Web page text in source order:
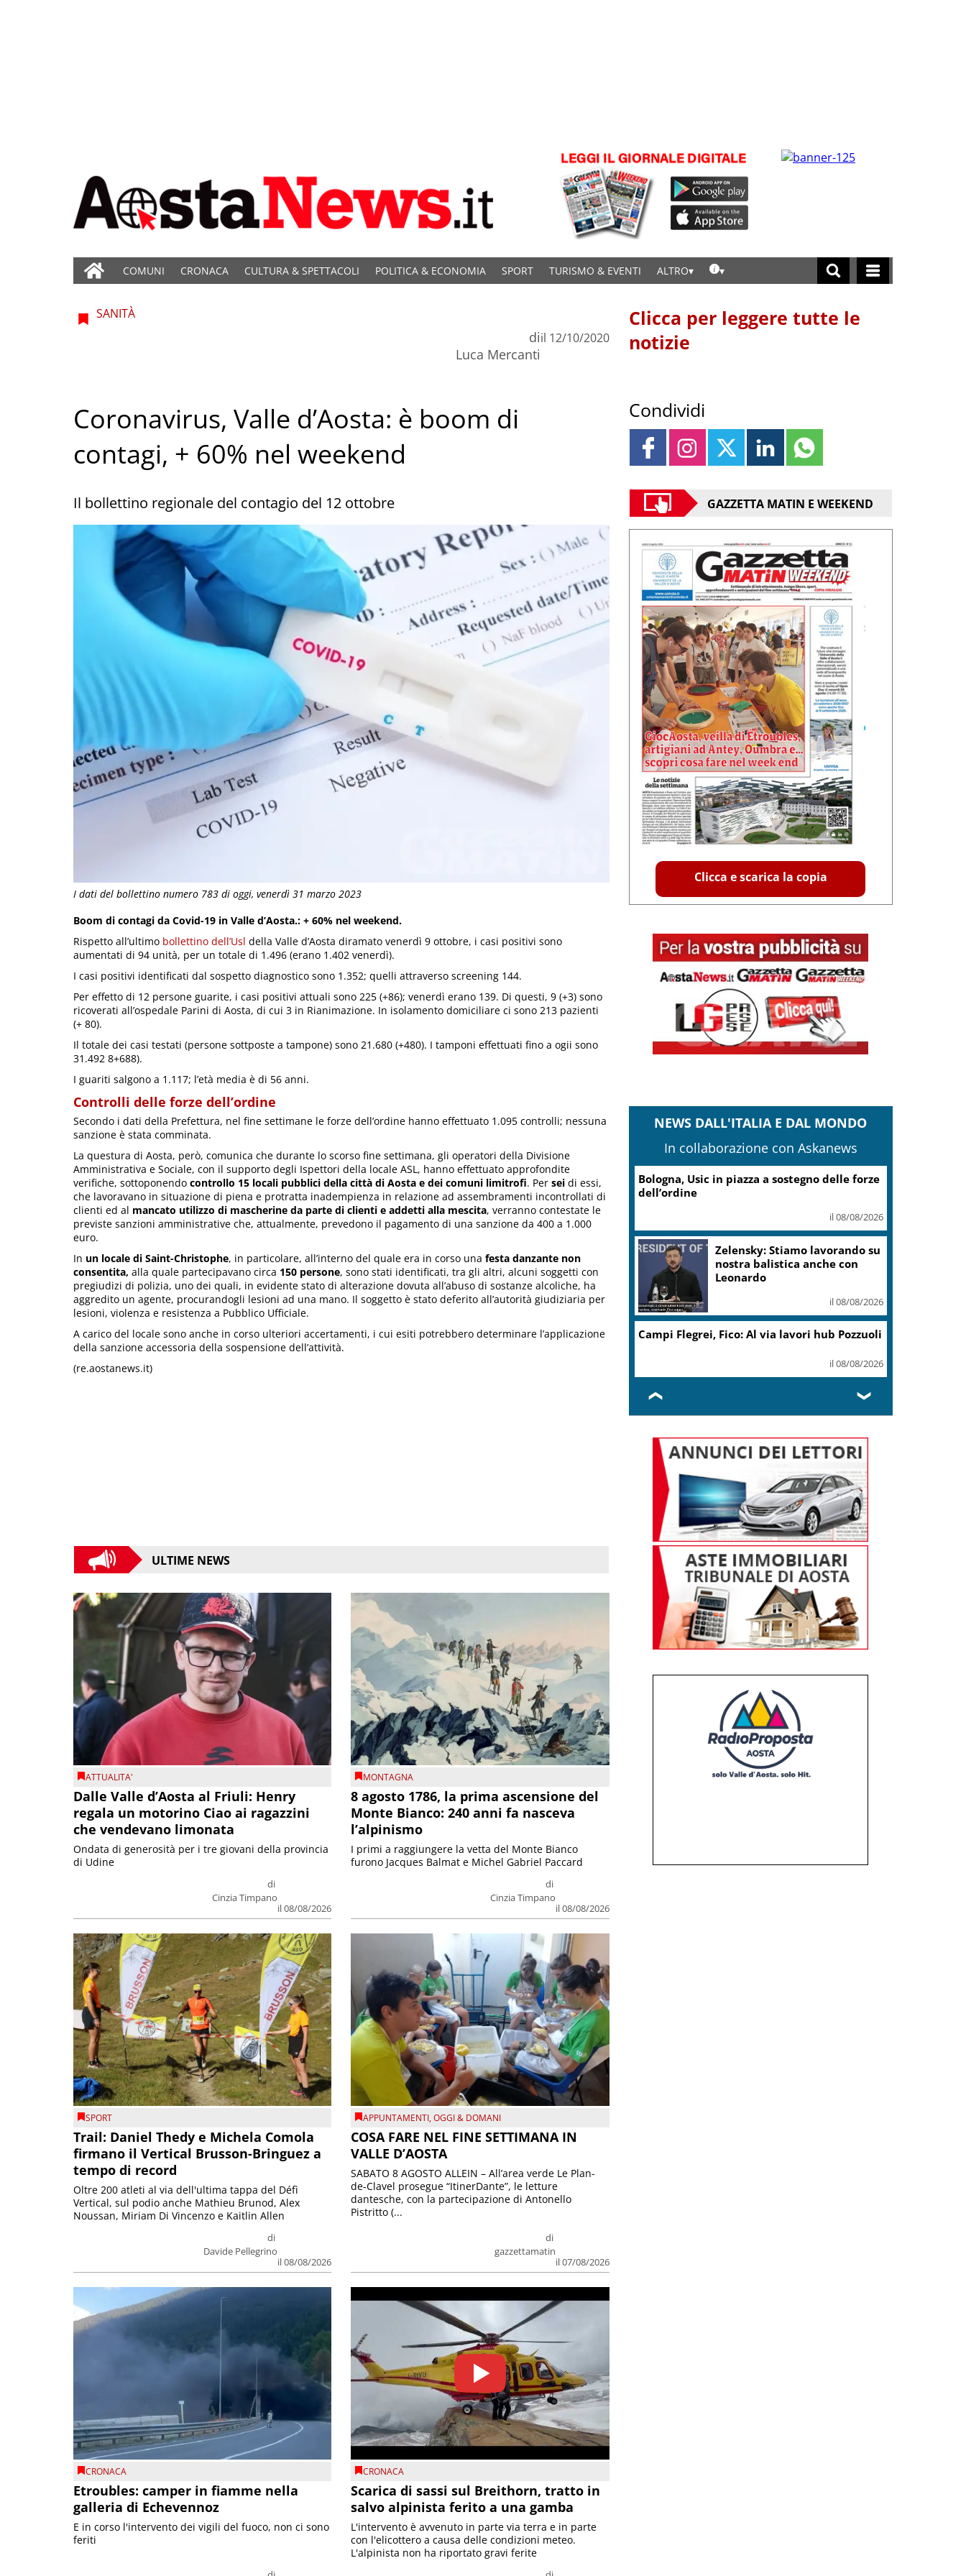
COMUNI CRONACA CULTURA & SPETTACOLI POLITICA & ECONOMIA SPORT TURISMO & EVENTI ALTRO
I dati del bollettino numero 783 di oggi, venerdì 31 marzo 2023
SANITÀ
di
Luca Mercanti
il 12/10/2020
Coronavirus, Valle d’Aosta: è boom di
contagi, + 60% nel weekend
Il bollettino regionale del contagio del 12 ottobre
Boom di contagi da Covid-19 in Valle d’Aosta.: + 60% nel weekend.
Rispetto all’ultimo bollettino dell’Usl della Valle d’Aosta diramato venerdì 9 ottobre, i casi positivi sono
aumentati di 94 unità, per un totale di 1.496 (erano 1.402 venerdì).
I casi positivi identificati dal sospetto diagnostico sono 1.352; quelli attraverso screening 144.
Per effetto di 12 persone guarite, i casi positivi attuali sono 225 (+86); venerdì erano 139. Di questi, 9 (+3) sono
ricoverati all’ospedale Parini di Aosta, di cui 3 in Rianimazione. In isolamento domiciliare ci sono 213 pazienti
(+ 80).
Il totale dei casi testati (persone sottposte a tampone) sono 21.680 (+480). I tamponi effettuati fino a ogii sono
31.492 8+688).
I guariti salgono a 1.117; l’età media è di 56 anni.
Controlli delle forze dell’ordine
Secondo i dati della Prefettura, nel fine settimane le forze dell’ordine hanno effettuato 1.095 controlli; nessuna
sanzione è stata comminata.
La questura di Aosta, però, comunica che durante lo scorso fine settimana, gli operatori della Divisione
Amministrativa e Sociale, con il supporto degli Ispettori della locale ASL, hanno effettuato approfondite
verifiche, sottoponendo controllo 15 locali pubblici della città di Aosta e dei comuni limitrofi. Per sei di essi,
che lavoravano in situazione di piena e protratta inadempienza in relazione ad assembramenti incontrollati di
clienti ed al mancato utilizzo di mascherine da parte di clienti e addetti alla mescita, verranno contestate le
previste sanzioni amministrative che, attualmente, prevedono il pagamento di una sanzione da 400 a 1.000
euro.
In un locale di Saint-Christophe, in particolare, all’interno del quale era in corso una festa danzante non
consentita, alla quale partecipavano circa 150 persone, sono stati identificati, tra gli altri, alcuni soggetti con
pregiudizi di polizia, uno dei quali, in evidente stato di alterazione dovuta all’abuso di sostanze alcoliche, ha
aggredito un agente, procurandogli lesioni ad una mano. Il soggetto è stato deferito all’autorità giudiziaria per
lesioni, violenza e resistenza a Pubblico Ufficiale.
A carico del locale sono anche in corso ulteriori accertamenti, i cui esiti potrebbero determinare l’applicazione
della sanzione accessoria della sospensione dell’attività.
(re.aostanews.it)
ULTIME NEWS
ATTUALITA'
Dalle Valle d’Aosta al Friuli: Henry
regala un motorino Ciao ai ragazzini
che vendevano limonata
di
Cinzia Timpano
il 08/08/2026
Ondata di generosità per i tre giovani della provincia
di Udine
MONTAGNA
8 agosto 1786, la prima ascensione del
Monte Bianco: 240 anni fa nasceva
l’alpinismo
di
Cinzia Timpano
il 08/08/2026
I primi a raggiungere la vetta del Monte Bianco
furono Jacques Balmat e Michel Gabriel Paccard
SPORT
Trail: Daniel Thedy e Michela Comola
firmano il Vertical Brusson-Bringuez a
tempo di record
di
Davide Pellegrino
il 08/08/2026
Oltre 200 atleti al via dell'ultima tappa del Défì
Vertical, sul podio anche Mathieu Brunod, Alex
Noussan, Miriam Di Vincenzo e Kaitlin Allen
APPUNTAMENTI,OGGI & DOMANI
COSA FARE NEL FINE SETTIMANA IN
VALLE D’AOSTA
di
gazzettamatin
il 07/08/2026
SABATO 8 AGOSTO ALLEIN – All’area verde Le Plan-
de-Clavel prosegue “ItinerDante”, le letture
dantesche, con la partecipazione di Antonello
Pistritto (...
CRONACA
Etroubles: camper in fiamme nella
galleria di Echevennoz
E in corso l'intervento dei vigili del fuoco, non ci sono
feriti
CRONACA
Scarica di sassi sul Breithorn, tratto in
salvo alpinista ferito a una gamba
L'intervento è avvenuto in parte via terra e in parte
con l'elicottero a causa delle condizioni meteo.
L'alpinista non ha riportato gravi ferite
Clicca per leggere tutte le
notizie
Condividi
GAZZETTA MATIN E WEEKEND
Clicca e scarica la copia
NEWS DALL'ITALIA E DAL MONDO
In collaborazione con Askanews
Bologna, Usic in piazza a sostegno delle forze
dell’ordine
il 08/08/2026
Zelensky: Stiamo lavorando su
nostra balistica anche con
Leonardo
il 08/08/2026
Campi Flegrei, Fico: Al via lavori hub Pozzuoli
il 08/08/2026
❮ ❯